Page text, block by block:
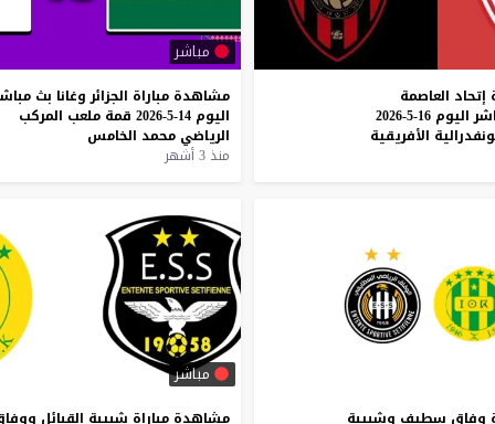
إتحاد العاصمة
اليوم 16-5-2026
الأفريقية
مباشر
مشاهدة مباراة الجزائر وغانا بث
اليوم 14-5-2026 قمة ملعب المركب
الرياضي محمد الخامس
منذ 3 أشهر
وفاق سطيف وشبيبة
مباشر
مشاهدة مباراة شبيبة القبائل